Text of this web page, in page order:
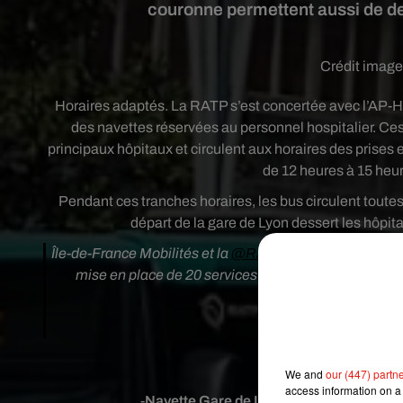
couronne permettent aussi de
Crédit
Horaires adaptés. La RATP s’est concertée avec
des navettes réservées au personnel hospitalier.
principaux hôpitaux et circulent aux horaires des prises
de 12 heures à 15
Pendant ces tranches horaires, les bus circulent
départ de la gare de Lyon dessert les
Île-de-France Mobilités et la @RATPgroup
mise en place de 20 services de navettes
We and our (447)
access information on